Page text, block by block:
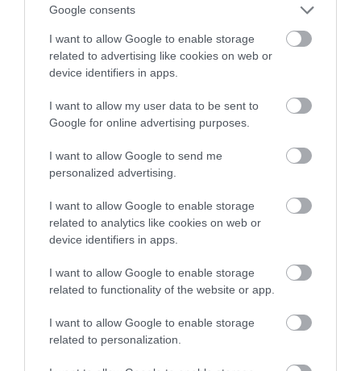
Google consents
I want to allow Google to enable storage
related to advertising like cookies on web or
device identifiers in apps.
I want to allow my user data to be sent to
Google for online advertising purposes.
I want to allow Google to send me
personalized advertising.
I want to allow Google to enable storage
related to analytics like cookies on web or
device identifiers in apps.
I want to allow Google to enable storage
related to functionality of the website or app.
I want to allow Google to enable storage
related to personalization.
422 40 300
5 h 7 min
One Teaspoon And All The Worms In The Body
Die Instantly